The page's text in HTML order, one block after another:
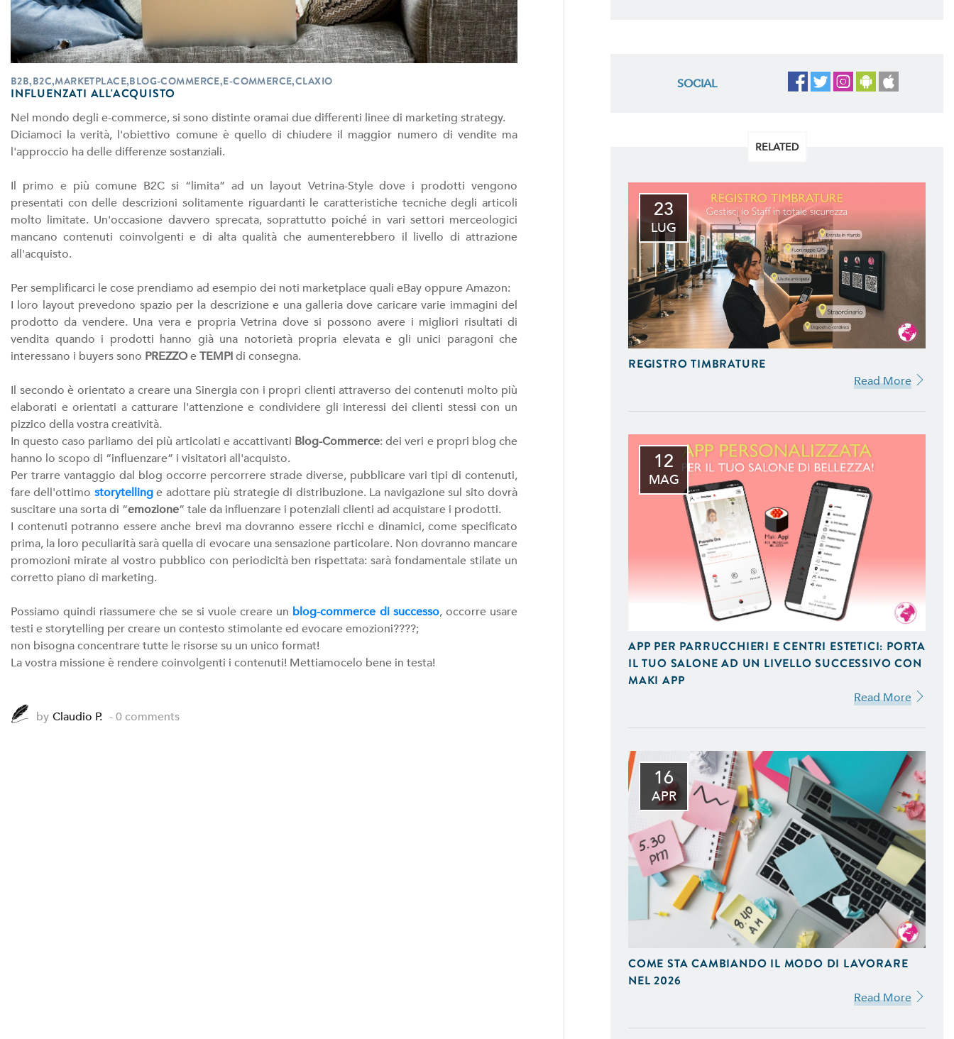
B2B,B2C,MARKETPLACE,BLOG-COMMERCE,E-COMMERCE,CLAXIO
INFLUENZATI ALL'ACQUISTO
Nel mondo degli e-commerce, si sono distinte oramai due differenti linee di marketing strategy.
Diciamoci la verità, l'obiettivo comune è quello di chiudere il maggior numero di vendite ma
l'approccio ha delle differenze sostanziali.
Il primo e più comune B2C si “limita” ad un layout Vetrina-Style dove i prodotti vengono
presentati con delle descrizioni solitamente riguardanti le caratteristiche tecniche degli articoli
molto limitate. Un'occasione davvero sprecata, soprattutto poiché in vari settori merceologici
mancano contenuti coinvolgenti e di alta qualità che aumenterebbero il livello di attrazione
all'acquisto.
Per semplificarci le cose prendiamo ad esempio dei noti marketplace quali eBay oppure Amazon:
I loro layout prevedono spazio per la descrizione e una galleria dove caricare varie immagini del
prodotto da vendere. Una vera e propria Vetrina dove si possono avere i migliori risultati di
vendita quando i prodotti hanno già una notorietà propria elevata e gli unici paragoni che
interessano i buyers sono PREZZOeTEMPIdi consegna.
Il secondo è orientato a creare una Sinergia con i propri clienti attraverso dei contenuti molto più
elaborati e orientati a catturare l'attenzione e condividere gli interessi dei clienti stessi con un
pizzico della vostra creatività.
In questo caso parliamo dei più articolati e accattivanti Blog-Commerce: dei veri e propri blog che
hanno lo scopo di “influenzare” i visitatori all'acquisto.
Per trarre vantaggio dal blog occorre percorrere strade diverse, pubblicare vari tipi di contenuti,
fare dell'ottimo storytellinge adottare più strategie di distribuzione. La navigazione sul sito dovrà
suscitare una sorta di “emozione” tale da influenzare i potenziali clienti ad acquistare i prodotti.
I contenuti potranno essere anche brevi ma dovranno essere ricchi e dinamici, come specificato
prima, la loro peculiarità sarà quella di evocare una sensazione particolare. Non dovranno mancare
promozioni mirate al vostro pubblico con periodicità ben rispettata: sarà fondamentale stilate un
corretto piano di marketing.
Possiamo quindi riassumere che se si vuole creare un blog-commerce di successo, occorre usare
testi e storytelling per creare un contesto stimolante ed evocare emozioni????;
non bisogna concentrare tutte le risorse su un unico format!
La vostra missione è rendere coinvolgenti i contenuti! Mettiamocelo bene in testa!
by Claudio P. - 0 comments
SOCIAL
RELATED
23
LUG
REGISTRO TIMBRATURE
Read More
12
MAG
APP PER PARRUCCHIERI E CENTRI ESTETICI: PORTA
IL TUO SALONE AD UN LIVELLO SUCCESSIVO CON
MAKI APP
Read More
16
APR
COME STA CAMBIANDO IL MODO DI LAVORARE
NEL 2026
Read More
APP IOS / ANDROID
Realizziamo Applicazioni Native per iOS e Android Uniche del
Design e Funzionalità
Proponiamo Soluzioni Custom per la Vendita On-Line,
Ti Aiutiamo a Controllare l'Andamento della Tua Azienda, in
Tempo Reale, Realizzazando Back-Office e Programmi Gestionali
Ci Occupiamo di Social Media Marketing. Ideiamo e Gestiamo
le tue Campagne ADS Facebook, Instagram e Google AdWords.
Possiamo Indicizzare e Posizionare il Tuo Sito Web sui Motori di
Ricerca, in Prima Pagina di Google. Scopri Come